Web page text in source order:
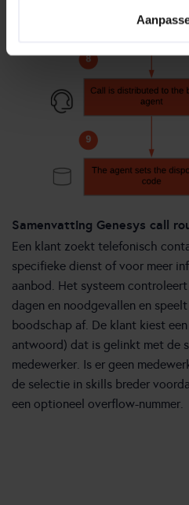
Samenvatting Genesys call
Een klant zoekt telefonisch
specifieke dienst of voor meer
aanbod. Het systeem
dagen en noodgevallen en
boodschap af. De klant kiest
antwoord) dat is gelinkt met de
medewerker. Is er geen
de selectie in skills breder
een optioneel overflow-nummer.